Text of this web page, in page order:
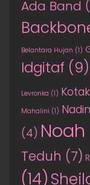
Ada Band
Belantara Hujan (1)
Idgitaf (9)
Levronka (1) Kotak
Mahalini (1)
(4) Noah
Teduh (7)
(14)